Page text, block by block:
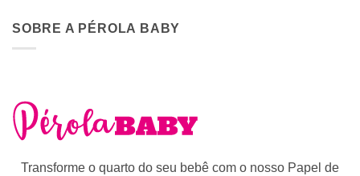
SOBRE A PÉROLA BABY
Transforme o quarto do seu bebê com o nosso Papel de